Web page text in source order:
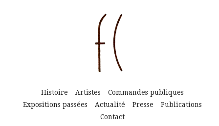
Histoire Artistes
Commandes publiques
Expositions passées
Actualité Presse
Publications
Contact